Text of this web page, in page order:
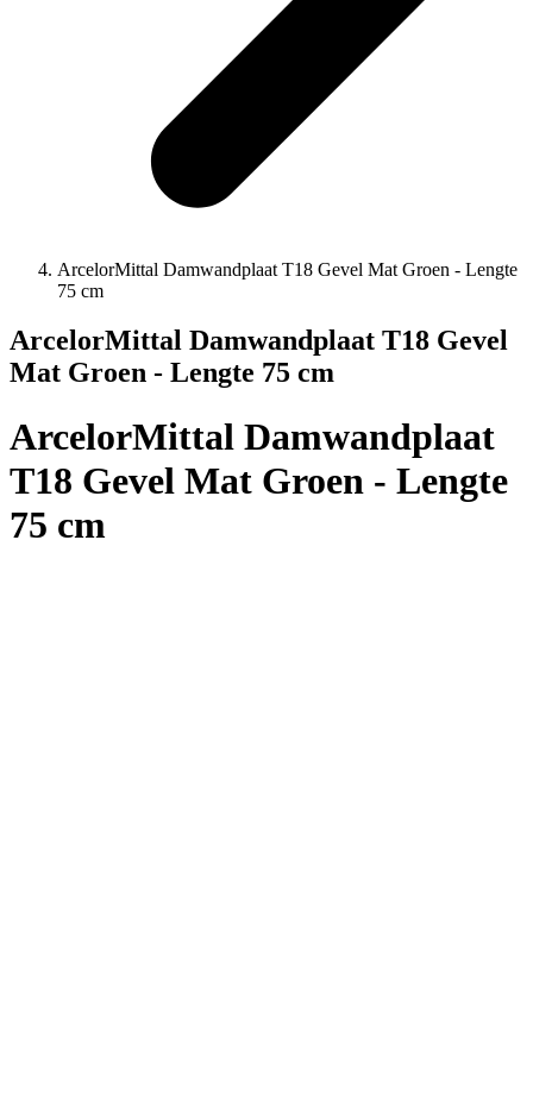
ArcelorMittal Damwandplaat T18 Gevel Mat Groen - Lengte
75 cm
ArcelorMittal Damwandplaat T18 Gevel
Mat Groen - Lengte 75 cm
ArcelorMittal Damwandplaat
T18 Gevel Mat Groen - Lengte
75 cm